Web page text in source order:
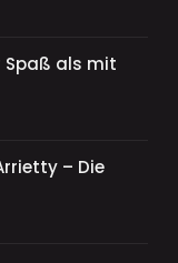
Spaß als mit
– Die